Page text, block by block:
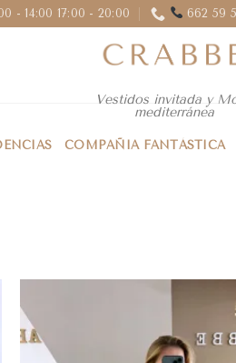
- 14:00 17:00 - 20:00 662 59
Vestidos invitada y
mediterránea
COMPAÑIA FANTÁSTICA